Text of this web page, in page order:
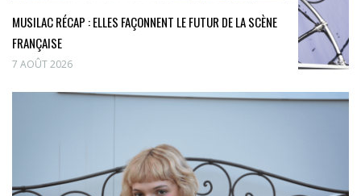
MUSILAC RÉCAP : ELLES FAÇONNENT LE FUTUR DE LA SCÈNE
FRANÇAISE
7 AOÛT 2026